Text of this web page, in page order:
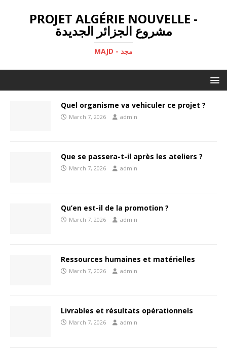
PROJET ALGÉRIE NOUVELLE -
مشروع الجزائر الجديدة
MAJD - مجد
Quel organisme va vehiculer ce projet ?
March 7, 2026 admin
Que se passera-t-il après les ateliers ?
March 7, 2026 admin
Qu’en est-il de la promotion ?
March 7, 2026 admin
Ressources humaines et matérielles
March 7, 2026 admin
Livrables et résultats opérationnels
March 7, 2026 admin